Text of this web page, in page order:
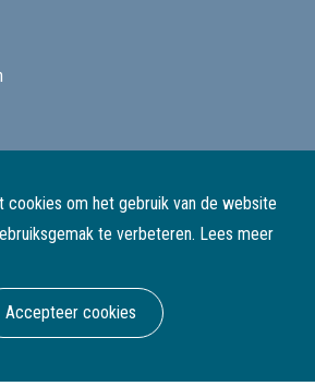
cookies om het gebruik van de website
te verbeteren. Lees meer
Accepteer cookies